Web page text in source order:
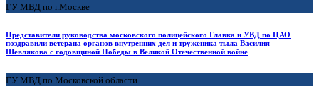
ГУ МВД по г.Москве
Представители руководства московского полицейского Главка и УВД по ЦАО
поздравили ветерана органов внутренних дел и труженика тыла Василия
Шевлякова с годовщиной Победы в Великой Отечественной войне
ГУ МВД по Московской области